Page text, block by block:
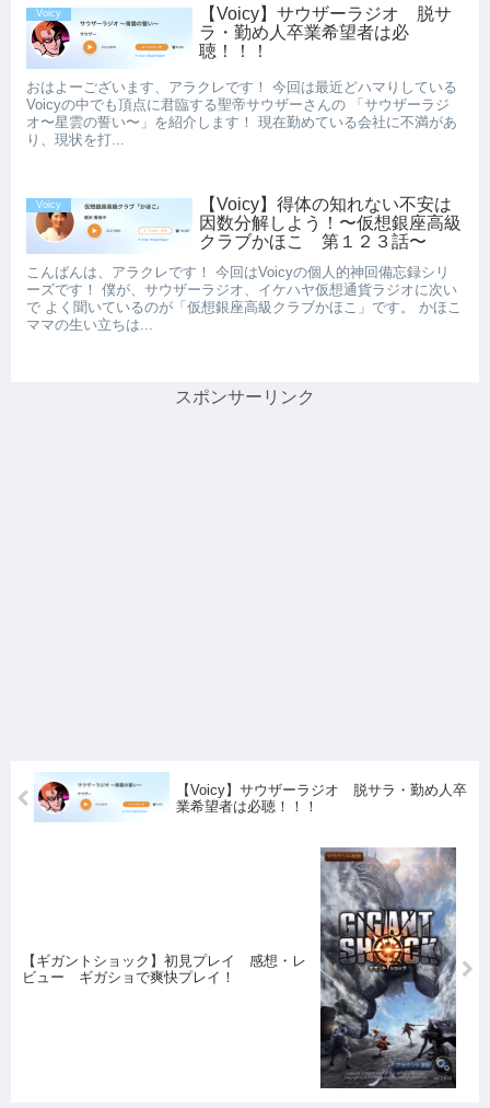
Voicy
【Voicy】サウザーラジオ 脱サ
ラ・勤め人卒業希望者は必
聴！！！
おはよーございます、アラクレです！ 今回は最近どハマりしている
Voicyの中でも頂点に君臨する聖帝サウザーさんの 「サウザーラジ
オ〜星雲の誓い〜」を紹介します！ 現在勤めている会社に不満があ
り、現状を打...
Voicy
【Voicy】得体の知れない不安は
因数分解しよう！〜仮想銀座高級
クラブかほこ 第１２３話〜
こんばんは、アラクレです！ 今回はVoicyの個人的神回備忘録シリ
ーズです！ 僕が、サウザーラジオ、イケハヤ仮想通貨ラジオに次い
で よく聞いているのが「仮想銀座高級クラブかほこ」です。 かほこ
ママの生い立ちは...
スポンサーリンク
【Voicy】サウザーラジオ 脱サラ・勤め人卒
業希望者は必聴！！！
【ギガントショック】初見プレイ 感想・レ
ビュー ギガショで爽快プレイ！